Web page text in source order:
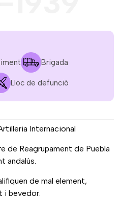
Brigada
Lloc de defunció
Internacional
de Reagrupament de Puebla
andalús.
de mal element,
i bevedor.